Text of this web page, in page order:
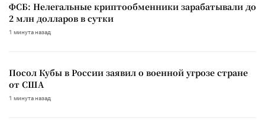
ФСБ: Нелегальные криптообменники зарабатывали до
2 млн долларов в сутки
1 минута назад
Посол Кубы в России заявил о военной угрозе стране
от США
1 минута назад